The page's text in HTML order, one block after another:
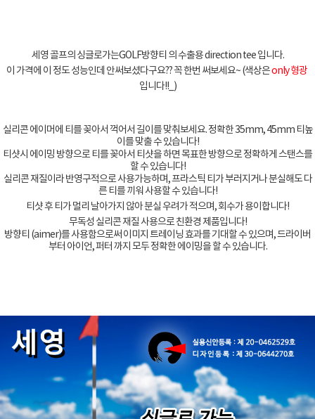
세영 골프의 싱글로가는GOLF방향티 의 수출용 direction tee 입니다.
이 가격에 이 정도 성능인데 안써보셨다구요?? 꼭 한번 써보세요~ (색상은only 형광
입니다!!_)
실리콘 에이머에 티를 꽂아서 꺽어서 길이를 맞춰보세요. 정확한 35mm, 45mm 티높
이를 맞출 수 있습니다!
티샷시 에이밍 방향으로 티를 꽂아서 티샷을 하면 목표한 방향으로 정확하게 스탠스를
할 수 있습니다!
실리콘 재질이라 반영구적으로 사용가능하며, 프라스틱 티가 부러지거나 분실해도 다
른 티를 끼워 사용할 수 있습니다!
티샷 후 티가 멀리 날아가지 않아 분실 우려가 적으며, 회수가 용이합니다!
무독성 실리콘 재질 사용으로 친환경 제품입니다!
방향티 (aimer)를 사용함으로써 이미지 트레이닝 효과를 기대할 수 있으며, 드라이버
부터 아이언, 퍼터 까지 모두 정확한 에이밍을 할 수 있습니다.